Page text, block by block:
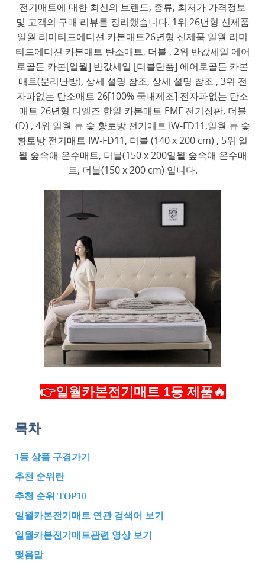
전기매트에 대한 최신의 브랜드, 종류, 최저가 가격정보
및 고객의 구매 리뷰를 정리했습니다. 1위 26년형 신제품
일월 리미티드에디션 카본매트26년형 신제품 일월 리미
티드에디션 카본매트 탄소매트, 더블 , 2위 반값세일 에어
로골든 카본[일월] 반값세일 [더블단품] 에어로골든 카본
매트(분리난방), 상세 설명 참조, 상세 설명 참조 , 3위 전
자파없는 탄소매트 26[100% 국내제조] 전자파없는 탄소
매트 26년형 디엘즈 한일 카본매트 EMF 전기장판, 더블
(D) , 4위 일월 뉴 숯 황토방 전기매트 IW-FD11,일월 뉴 숯
황토방 전기매트 IW-FD11, 더블 (140 x 200 cm) , 5위 일
월 숲속애 온수매트, 더블(150 x 200일월 숲속애 온수매
트, 더블(150 x 200 cm) 입니다.
👉일월카본전기매트 1등 제품🔥
목차
1등 상품 구경가기
추천 순위란
추천 순위 TOP10
일월카본전기매트 연관 검색어 보기
일월카본전기매트관련 영상 보기
맺음말